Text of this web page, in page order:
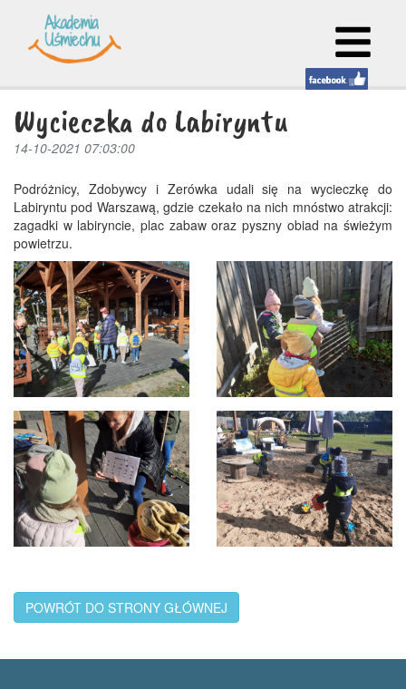
Wycieczka do Labiryntu
14-10-2021 07:03:00
Podróżnicy, Zdobywcy i Zerówka udali się na wycieczkę do
Labiryntu pod Warszawą, gdzie czekało na nich mnóstwo atrakcji:
zagadki w labiryncie, plac zabaw oraz pyszny obiad na świeżym
powietrzu.
POWRÓT DO STRONY GŁÓWNEJ